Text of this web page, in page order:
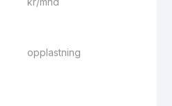
opplastning